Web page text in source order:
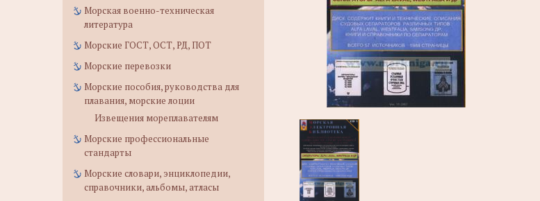
Морская военно-техническая
литература
Морские ГОСТ, ОСТ, РД, ПОТ
Морские перевозки
Морские пособия, руководства для
плавания, морские лоции
Извещения мореплавателям
Морские профессиональные
стандарты
Морские словари, энциклопедии,
справочники, альбомы, атласы